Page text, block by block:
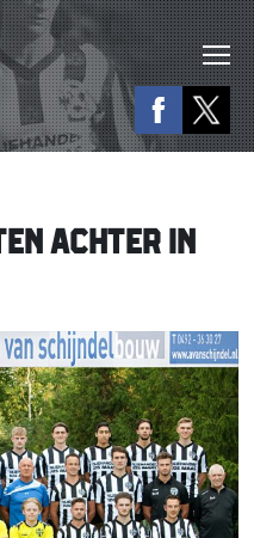
ACHTER IN